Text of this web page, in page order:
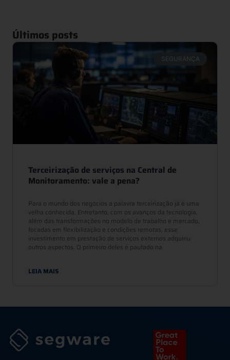
Últimos posts
SEGURANÇA
Terceirização de serviços na Central de
Monitoramento: vale a pena?
Para o mundo dos negócios a palavra terceirização já é uma
velha conhecida. Entretanto, com os avanços da tecnologia,
além das transformações no modelo de trabalho e mercado,
focadas em flexibilização e condições remotas, esse
investimento em prestação de serviços externos adquiriu
outros aspectos. O primeiro deles é pautado na
LEIA MAIS